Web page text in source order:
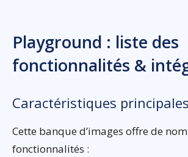
Playground : liste des
fonctionnalités &
Caractéristiques principales
Cette banque d’images offre de
fonctionnalités :